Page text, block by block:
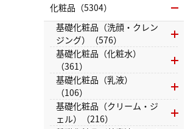
化粧品（5304）
基礎化粧品（洗顔・クレン
ジング）（576）
基礎化粧品（化粧水）
（361）
基礎化粧品（乳液）
（106）
基礎化粧品（クリーム・ジ
ェル）（216）